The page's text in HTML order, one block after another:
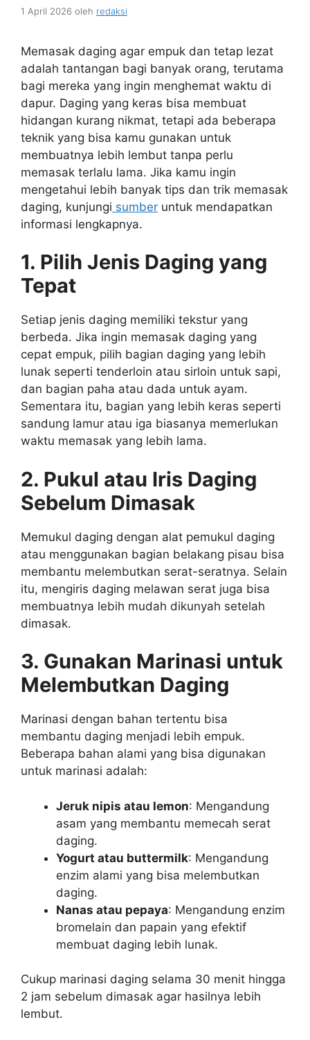
1 April 2026 oleh redaksi
Memasak daging agar empuk dan tetap lezat
adalah tantangan bagi banyak orang, terutama
bagi mereka yang ingin menghemat waktu di
dapur. Daging yang keras bisa membuat
hidangan kurang nikmat, tetapi ada beberapa
teknik yang bisa kamu gunakan untuk
membuatnya lebih lembut tanpa perlu
memasak terlalu lama. Jika kamu ingin
mengetahui lebih banyak tips dan trik memasak
daging, kunjungi sumber untuk mendapatkan
informasi lengkapnya.
1. Pilih Jenis Daging yang
Tepat
Setiap jenis daging memiliki tekstur yang
berbeda. Jika ingin memasak daging yang
cepat empuk, pilih bagian daging yang lebih
lunak seperti tenderloin atau sirloin untuk sapi,
dan bagian paha atau dada untuk ayam.
Sementara itu, bagian yang lebih keras seperti
sandung lamur atau iga biasanya memerlukan
waktu memasak yang lebih lama.
2. Pukul atau Iris Daging
Sebelum Dimasak
Memukul daging dengan alat pemukul daging
atau menggunakan bagian belakang pisau bisa
membantu melembutkan serat-seratnya. Selain
itu, mengiris daging melawan serat juga bisa
membuatnya lebih mudah dikunyah setelah
dimasak.
3. Gunakan Marinasi untuk
Melembutkan Daging
Marinasi dengan bahan tertentu bisa
membantu daging menjadi lebih empuk.
Beberapa bahan alami yang bisa digunakan
untuk marinasi adalah:
Jeruk nipis atau lemon: Mengandung
asam yang membantu memecah serat
daging.
Yogurt atau buttermilk: Mengandung
enzim alami yang bisa melembutkan
daging.
Nanas atau pepaya: Mengandung enzim
bromelain dan papain yang efektif
membuat daging lebih lunak.
Cukup marinasi daging selama 30 menit hingga
2 jam sebelum dimasak agar hasilnya lebih
lembut.